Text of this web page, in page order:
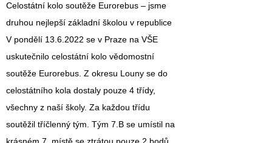
Celostátní kolo soutěže Eurorebus – jsme
druhou nejlepší základní školou v republice
V pondělí 13.6.2022 se v Praze na VŠE
uskutečnilo celostátní kolo vědomostní
soutěže Eurorebus. Z okresu Louny se do
celostátního kola dostaly pouze 4 třídy,
všechny z naší školy. Za každou třídu
soutěžil tříčlenný tým. Tým 7.B se umístil na